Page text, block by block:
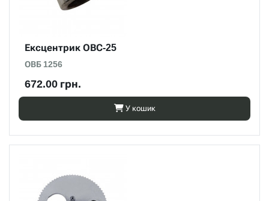
Ексцентрик ОВС-25
ОВБ 1256
672.00 грн.
У кошик